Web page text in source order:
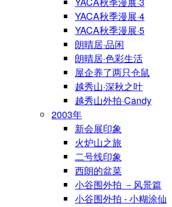
YACA秋季漫展·4
YACA秋季漫展·5
朗晴居·品闲
朗晴居·色彩生活
屋企养了两只仓鼠
越秀山·深秋之叶
越秀山外拍·Candy
2003年
新会展印象
火炉山之旅
二号线印象
西朗的盆菜
小谷围外拍 －风景篇
小谷围外拍 - 小糊涂仙